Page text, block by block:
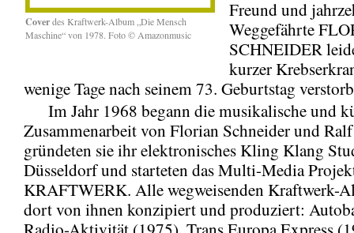
Coverdes Kraftwerk-Album „Die Mensch
Maschine“ von 1978. Foto © Amazonmusic
Freund und
Weggefährte
SCHNEIDER
kurzer
wenige Tage nach seinem 73. Geburtstag
Im Jahr 1968 begann die musikalische und
Zusammenarbeit von Florian Schneider und
gründeten sie ihr elektronisches Kling Klang
Düsseldorf und starteten das Multi-Media
KRAFTWERK. Alle wegweisenden Kraftwerk-
dort von ihnen konzipiert und produziert: